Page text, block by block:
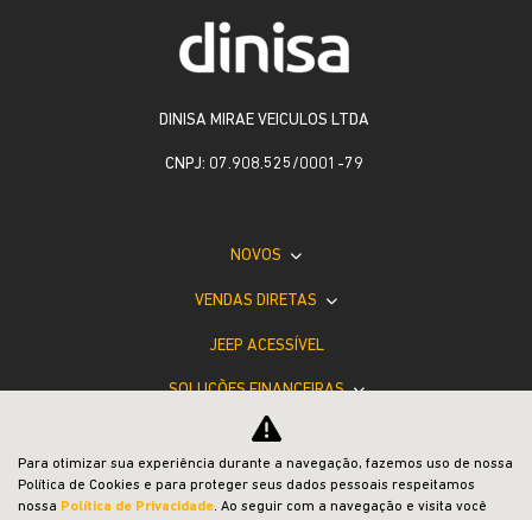
DINISA MIRAE VEICULOS LTDA
CNPJ: 07.908.525/0001-79
NOVOS
VENDAS DIRETAS
JEEP ACESSÍVEL
SOLUÇÕES FINANCEIRAS
SEMINOVOS
PÓS-VENDAS
Para otimizar sua experiência durante a navegação, fazemos uso de nossa
Política de Cookies e para proteger seus dados pessoais respeitamos
nossa Política de Privacidade. Ao seguir com a navegação e visita você